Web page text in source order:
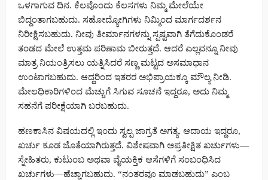
ಒಳಗಾಗುವ ದಿನ. ಕೆಲವೊಂದು ಕೆಲಸಗಳು ನಿಮ್ಮ ಮೇಲೆಯೇ
ಬಿದ್ದಂತಾಗಬಹುದು. ಸಹೋದ್ಯೋಗಿಗಳು ನಿಮ್ಮಿಂದ ಮಾರ್ಗದರ್ಶನ
ನಿರೀಕ್ಷಿಸಬಹುದು. ನೀವು ತೀರ್ಮಾನಗಳನ್ನು ಸ್ಪಷ್ಟವಾಗಿ ತೆಗೆದುಕೊಂಡರೆ
ತಂಡದ ಮೇಲೆ ಉತ್ತಮ ಪರಿಣಾಮ ಬೀರುತ್ತದೆ. ಆದರೆ ಎಲ್ಲವನ್ನೂ ನೀವು
ಮಾತ್ರ ನಿಯಂತ್ರಿಸಲು ಯತ್ನಿಸಿದರೆ ಸಣ್ಣ ಮಟ್ಟದ ಅಸಮಾಧಾನ
ಉಂಟಾಗಬಹುದು. ಆದ್ದರಿಂದ ಇತರರ ಅಭಿಪ್ರಾಯಕ್ಕೂ ಮೌಲ್ಯ ನೀಡಿ.
ಮೇಲಧಿಕಾರಿಗಳಿಂದ ಮೆಚ್ಚುಗೆ ಸಿಗುವ ಸೂಚನೆ ಇದ್ದರೂ, ಅದು ನಿಮ್ಮ
ಸಹನೆಗೆ ಪರೀಕ್ಷೆಯಾಗಿ ಬರಬಹುದು.
ಹಣಕಾಸಿನ ವಿಷಯದಲ್ಲಿ ಇಂದು ಸ್ವಲ್ಪ ಜಾಗ್ರತೆ ಅಗತ್ಯ. ಆದಾಯ ಇದ್ದರೂ,
ಖರ್ಚು ಕೂಡ ಜೊತೆಯಾಗಿರುತ್ತದೆ. ವಿಶೇಷವಾಗಿ ಅಪ್ರತೀಕ್ಷಿತ ಖರ್ಚುಗಳು—
ಸ್ನೇಹಿತರು, ಕುಟುಂಬ ಅಥವಾ ವೈಯಕ್ತಿಕ ಆಸೆಗಳಿಗೆ ಸಂಬಂಧಿಸಿದ
ಖರ್ಚುಗಳು—ಹೆಚ್ಚಾಗಬಹುದು. “ನಂತರವೂ ಮಾಡಬಹುದು” ಎಂಬ